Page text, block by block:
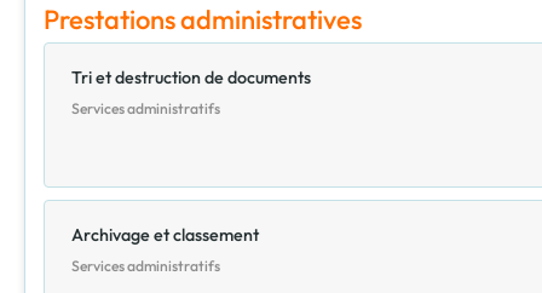
Prestations administratives
Tri et destruction de documents
Services administratifs
Archivage et classement
Services administratifs